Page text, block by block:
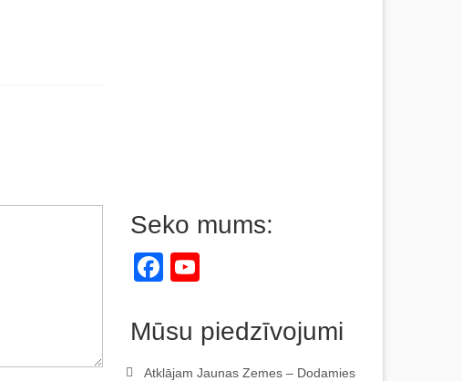
Seko mums:
Facebook
Mūsu piedzīvojumi
Atklājam Jaunas Zemes – Dodamies